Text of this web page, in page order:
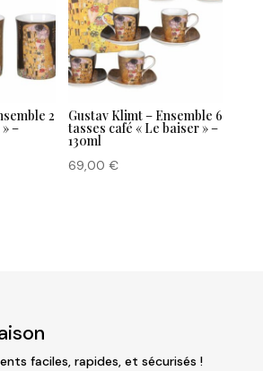
2
–
Gustav Klimt – Ensemble 6
tasses café « Le baiser » –
130ml
69,00€
faciles, rapides, et sécurisés !